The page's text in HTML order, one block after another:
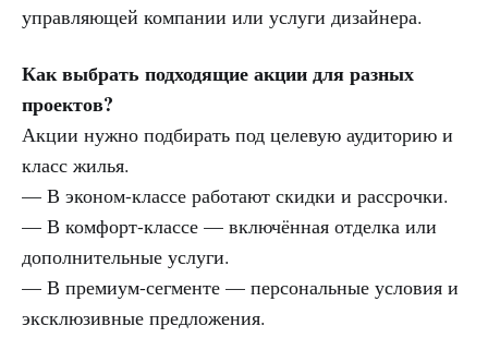
управляющей компании или услуги дизайнера.
Как выбрать подходящие акции для разных
проектов?
Акции нужно подбирать под целевую аудиторию и
класс жилья.
— В эконом-классе работают скидки и рассрочки.
— В комфорт-классе — включённая отделка или
дополнительные услуги.
— В премиум-сегменте — персональные условия и
эксклюзивные предложения.